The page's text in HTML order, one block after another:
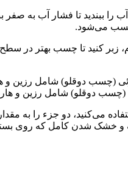
ببندید تا فشار آب به
چسب می‌شود.
کنید تا چسب بهتر در
دوقلو) شامل رزین و
دو جزء را به
خشک شدن کامل که روی